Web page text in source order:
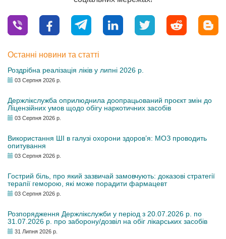
Останні новини та статті
Роздрібна реалізація ліків у липні 2026 р.
03 Серпня 2026 р.
Держлікслужба оприлюднила доопрацьований проєкт змін до
Ліцензійних умов щодо обігу наркотичних засобів
03 Серпня 2026 р.
Використання ШІ в галузі охорони здоров’я: МОЗ проводить
опитування
03 Серпня 2026 р.
Гострий біль, про який зазвичай замовчують: доказові стратегії
терапії геморою, які може порадити фармацевт
03 Серпня 2026 р.
Розпорядження Держлікслужби у період з 20.07.2026 р. по
31.07.2026 р. про заборону/дозвіл на обіг лікарських засобів
31 Липня 2026 р.